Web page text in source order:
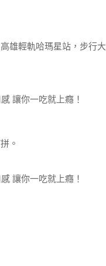
雄輕軌哈瑪星站，步行大
。